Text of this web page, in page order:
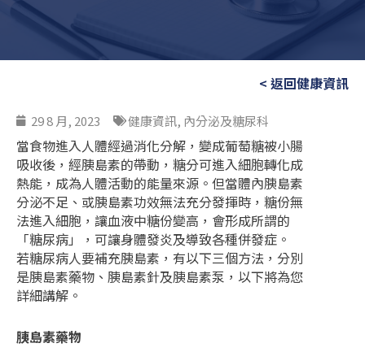
29 8 月, 2023 健康資訊, 內分泌及糖尿科
< 返回健康資訊
當食物進入人體經過消化分解，變成葡萄糖被小腸
吸收後，經胰島素的帶動，糖分可進入細胞轉化成
熱能，成為人體活動的能量來源。但當體內胰島素
分泌不足、或胰島素功效無法充分發揮時，糖份無
法進入細胞，讓血液中糖份變高，會形成所謂的
「糖尿病」，可讓身體發炎及導致各種併發症。
若糖尿病人要補充胰島素，有以下三個方法，分別
是胰島素藥物、胰島素針及胰島素泵，以下將為您
詳細講解。
胰島素藥物